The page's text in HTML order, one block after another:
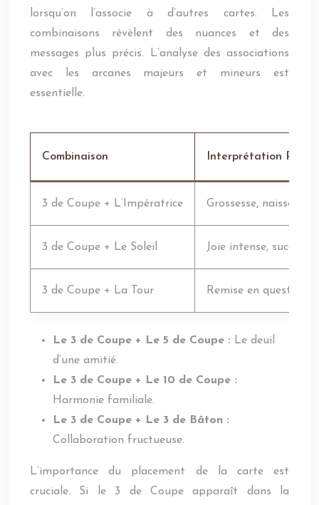
lorsqu’on l’associe à d’autres cartes. Les
combinaisons révèlent des nuances et des
messages plus précis. L’analyse des associations
avec les arcanes majeurs et mineurs est
essentielle.
Combinaison Interprétation
3 de Coupe + L’Impératrice Grossesse,
3 de Coupe + Le Soleil Joie intense, succès
3 de Coupe + La Tour Remise en question
Le 3 de Coupe + Le 5 de Coupe : Le deuil
d’une amitié.
Le 3 de Coupe + Le 10 de Coupe :
Harmonie familiale.
Le 3 de Coupe + Le 3 de Bâton :
Collaboration fructueuse.
L’importance du placement de la carte est
cruciale. Si le 3 de Coupe apparaît dans la